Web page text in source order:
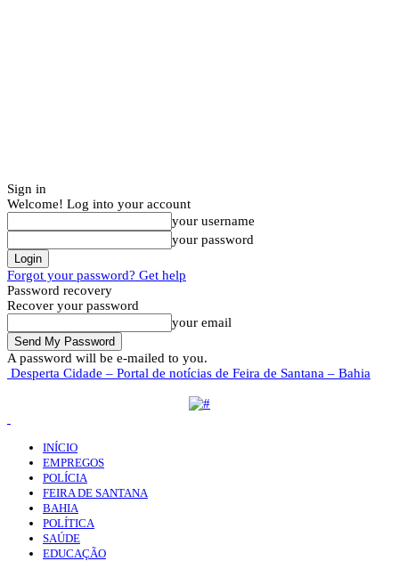
Sign in
Welcome! Log into your account
your username
your password
Forgot your password? Get help
Password recovery
Recover your password
your email
A password will be e-mailed to you.
Desperta Cidade – Portal de notícias de Feira de Santana – Bahia
INÍCIO
EMPREGOS
POLÍCIA
FEIRA DE SANTANA
BAHIA
POLÍTICA
SAÚDE
EDUCAÇÃO